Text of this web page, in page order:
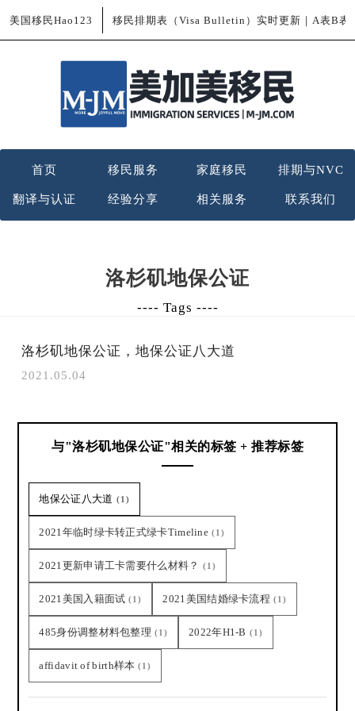
美国移民Hao123 移民排期表（Visa Bulletin）实时更新｜A表B表
首页 移民服务 家庭移民 排期与NVC
翻译与认证 经验分享 相关服务 联系我们
洛杉矶地保公证
---- Tags ----
洛杉矶地保公证，地保公证八大道
2021.05.04
与"洛杉矶地保公证"相关的标签 + 推荐标签
地保公证八大道 (1)
2021年临时绿卡转正式绿卡Timeline (1)
2021更新申请工卡需要什么材料？ (1)
2021美国入籍面试 (1) 2021美国结婚绿卡流程 (1)
485身份调整材料包整理 (1) 2022年H1-B (1)
affidavit of birth样本 (1)